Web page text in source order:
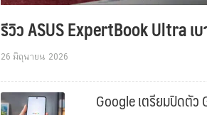
รีวิว ASUS ExpertBook Ultra เ
26 มิถุนายน 2026
Google เตรียมปิดตัว